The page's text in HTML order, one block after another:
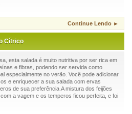
Continue Lendo ►
Cítrico
esta salada é muito nutritiva por ser rica em
e fibras, podendo ser servida como
especialmente no verão. Você pode adicionar
e enriquecer a sua salada com ervas
de sua preferência.A mistura dos feijões
a vagem e os temperos ficou perfeita, e foi